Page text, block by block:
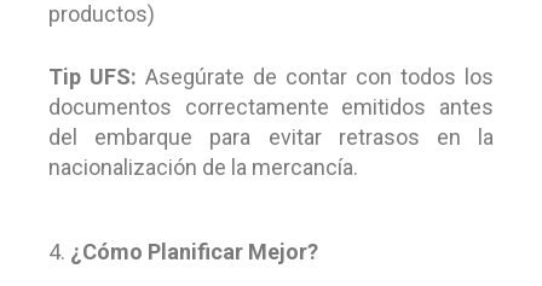
productos)
Tip UFS: Asegúrate de contar con todos los
documentos correctamente emitidos antes
del embarque para evitar retrasos en la
nacionalización de la mercancía.
¿Cómo Planificar Mejor?